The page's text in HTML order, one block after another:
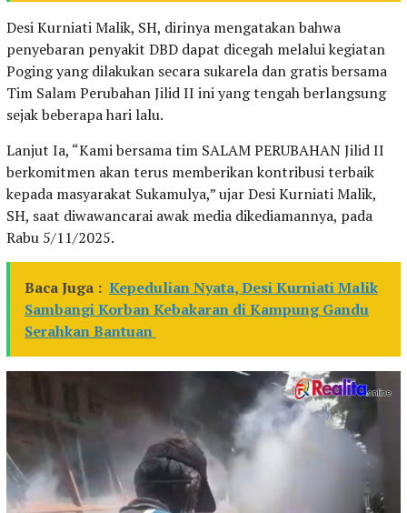
Desi Kurniati Malik, SH, dirinya mengatakan bahwa
penyebaran penyakit DBD dapat dicegah melalui kegiatan
Poging yang dilakukan secara sukarela dan gratis bersama
Tim Salam Perubahan Jilid II ini yang tengah berlangsung
sejak beberapa hari lalu.
Lanjut Ia, “Kami bersama tim SALAM PERUBAHAN Jilid II
berkomitmen akan terus memberikan kontribusi terbaik
kepada masyarakat Sukamulya,” ujar Desi Kurniati Malik,
SH, saat diwawancarai awak media dikediamannya, pada
Rabu 5/11/2025.
Baca Juga : Kepedulian Nyata, Desi Kurniati Malik
Sambangi Korban Kebakaran di Kampung Gandu
Serahkan Bantuan